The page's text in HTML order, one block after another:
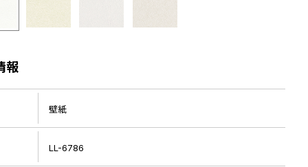
報
壁紙
LL-6786